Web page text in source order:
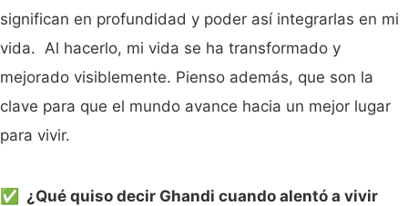
significan en profundidad y poder así integrarlas en mi
vida. Al hacerlo, mi vida se ha transformado y
mejorado visiblemente. Pienso además, que son la
clave para que el mundo avance hacia un mejor lugar
para vivir.
✅ ¿Qué quiso decir Ghandi cuando alentó a vivir